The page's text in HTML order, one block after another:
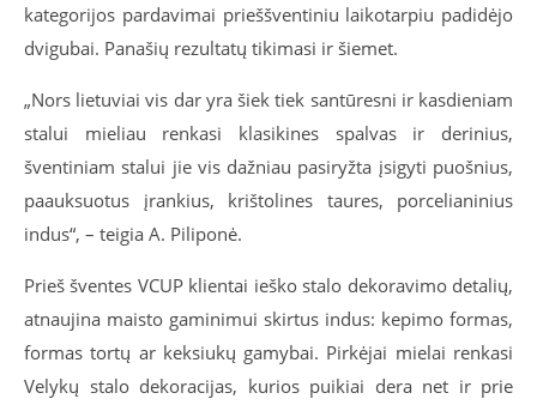
kategorijos pardavimai prieššventiniu laikotarpiu padidėjo
dvigubai. Panašių rezultatų tikimasi ir šiemet.
„Nors lietuviai vis dar yra šiek tiek santūresni ir kasdieniam
stalui mieliau renkasi klasikines spalvas ir derinius,
šventiniam stalui jie vis dažniau pasiryžta įsigyti puošnius,
paauksuotus įrankius, krištolines taures, porcelianinius
indus“, – teigia A. Piliponė.
Prieš šventes VCUP klientai ieško stalo dekoravimo detalių,
atnaujina maisto gaminimui skirtus indus: kepimo formas,
formas tortų ar keksiukų gamybai. Pirkėjai mielai renkasi
Velykų stalo dekoracijas, kurios puikiai dera net ir prie